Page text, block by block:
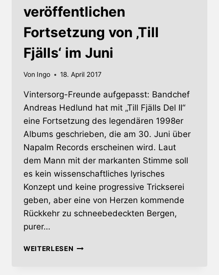
veröffentlichen
Fortsetzung von ‚Till
Fjälls‘ im Juni
Von Ingo 18. April 2017
Vintersorg-Freunde aufgepasst: Bandchef
Andreas Hedlund hat mit „Till Fjälls Del II“
eine Fortsetzung des legendären 1998er
Albums geschrieben, die am 30. Juni über
Napalm Records erscheinen wird. Laut
dem Mann mit der markanten Stimme soll
es kein wissenschaftliches lyrisches
Konzept und keine progressive Trickserei
geben, aber eine von Herzen kommende
Rückkehr zu schneebedeckten Bergen,
purer…
WEITERLESENVINTERSORG